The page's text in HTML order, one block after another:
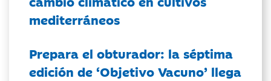
mediterráneos
Prepara el obturador: la séptima
edición de ‘Objetivo Vacuno’ llega